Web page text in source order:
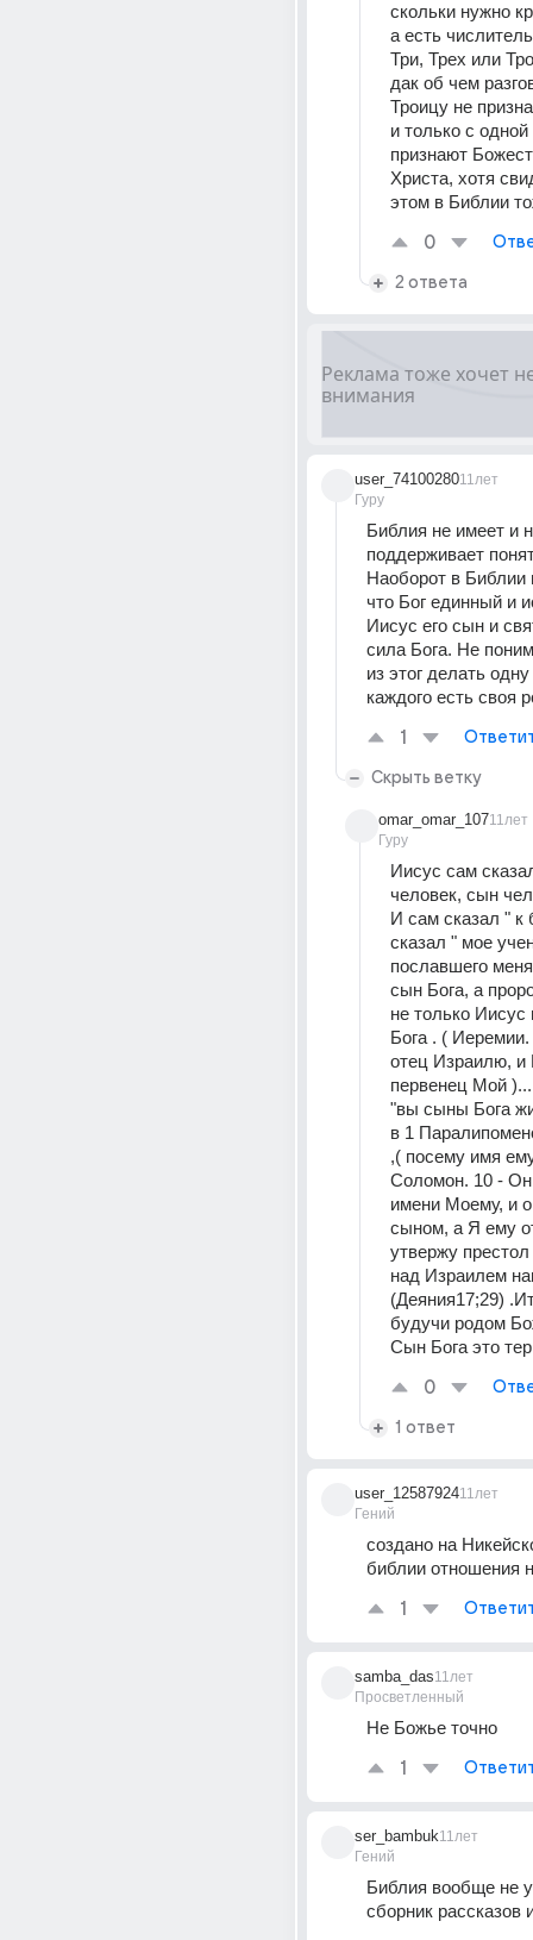
скольки нужно
а есть
Три, Трех или
дак об чем
Троицу не
и только с
признают
Христа, хотя
этом в Библии
0
2 ответа
user_74100280
Гуру
11лет
Библия не имеет и
поддерживает
Наоборот в Библии
что Бог единный и
Иисус его сын и
сила Бога. Не
из этог делать
каждого есть своя
1
Скрыть ветку
omar_omar_107
Гуру
11лет
Иисус сам
человек, сын
И сам сказал " к
сказал " мое
пославшего
сын Бога, а
не только
Бога . (
отец Израилю,
первенец Мой
"вы сыны Бога
в 1
,( посему имя
Соломон. 10 - Он
имени Моему, и
сыном, а Я ему
утвержу престол
над Израилем
(Деяния17;29)
будучи родом
Сын Бога это
0
1 ответ
user_12587924
Гений
11лет
создано на
библии отношения
1
samba_das
Просветленный
11лет
Не Божье точно
1
ser_bambuk
Гений
11лет
Библия вообще не
сборник рассказов